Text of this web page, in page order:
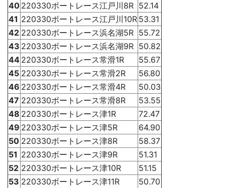
40 220330ボートレース江戸川8R 52.14
41 220330ボートレース江戸川10R 53.31
42 220330ボートレース浜名湖5R 55.72
43 220330ボートレース浜名湖9R 50.82
44 220330ボートレース常滑1R
55.67
45 220330ボートレース常滑2R
56.80
46 220330ボートレース常滑4R
50.03
47 220330ボートレース常滑8R
53.55
48 220330ボートレース津1R
72.47
49 220330ボートレース津5R
64.90
50 220330ボートレース津8R
58.37
51 220330ボートレース津9R
51.31
52 220330ボートレース津10R
51.15
53 220330ボートレース津11R 50.70